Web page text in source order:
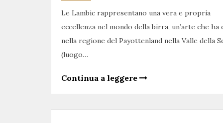
Le Lambic rappresentano una vera e propria
eccellenza nel mondo della birra, un’arte che ha
nella regione del Payottenland nella Valle della
(luogo…
Continua a leggere